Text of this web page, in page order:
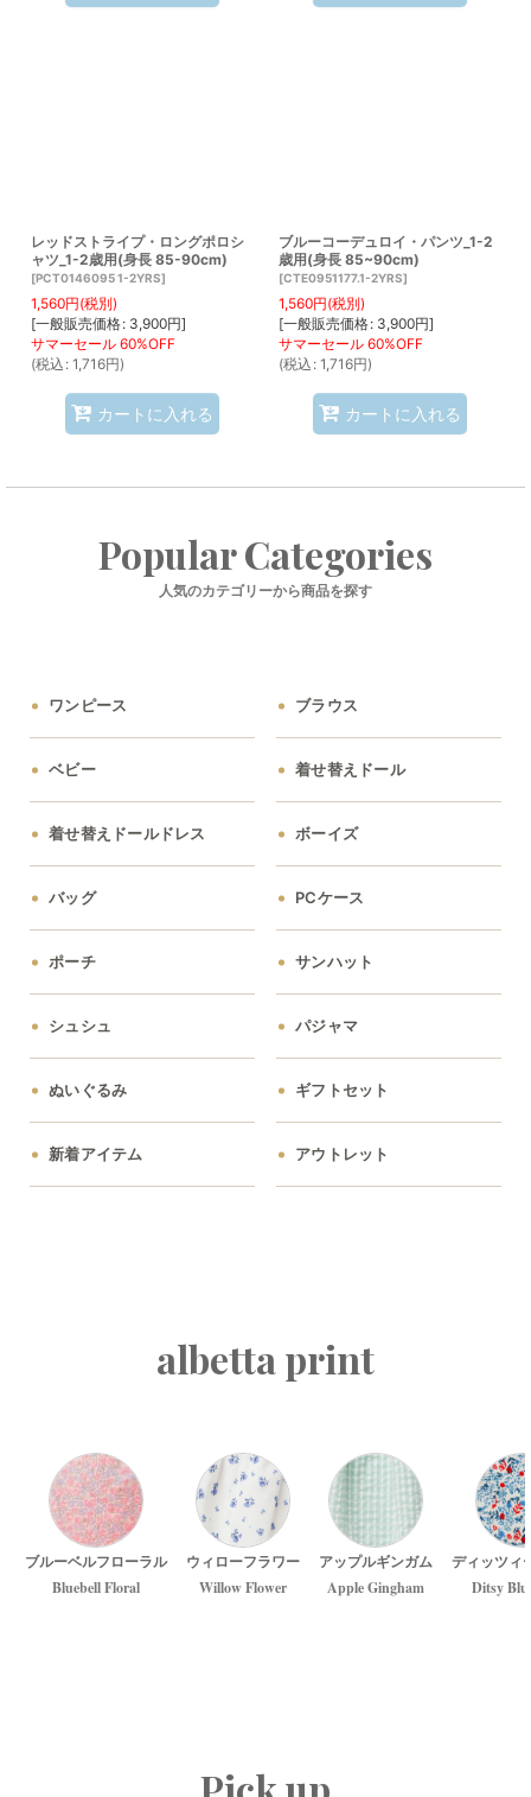
レッドストライプ・ロングポロシ
ャツ_1-2歳用(身長 85-90cm)
[PCT0146095 1-2YRS]
1,560円(税別)
[一般販売価格: 3,900円]
(税込 : 1,716円)
カートに入れる
ブルーコーデュロイ・パンツ_1-2
歳用(身長 85~90cm)
[CTE0951177.1-2YRS]
1,560円(税別)
[一般販売価格: 3,900円]
(税込 : 1,716円)
カートに入れる
Popular Categories
人気のカテゴリーから商品を探す
ワンピース ブラウス
ベビー 着せ替えドール
着せ替えドールドレス ボーイズ
バッグ PCケース
ポーチ サンハット
シュシュ パジャマ
ぬいぐるみ ギフトセット
新着アイテム アウトレット
albetta print
ブルーベルフローラル
Bluebell Floral
ウィローフラワー
Willow Flower
アップルギンガム
Apple Gingham
ディッツィ
Ditsy